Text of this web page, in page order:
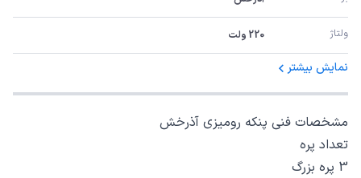
ولتاژ 220 ولت
نمایش بیشتر
مشخصات فنی پنکه رومیزی آذرخش
تعداد پره
3 پره بزرگ